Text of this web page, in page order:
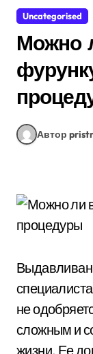
Uncategorised
Можно
Автор
не
сложным и
жизни. Ее